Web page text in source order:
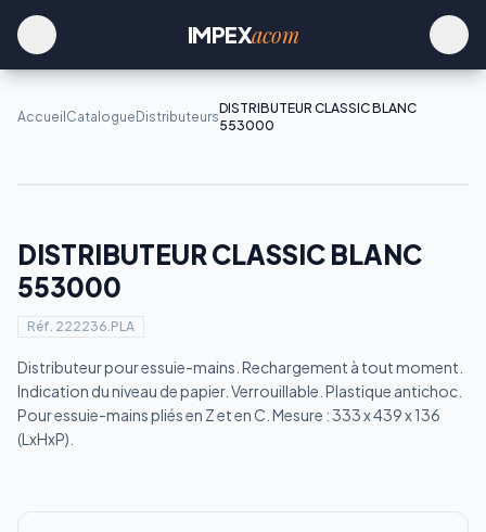
IMPEXacom
Accueil Catalogue Distributeurs
DISTRIBUTEUR CLASSIC BLANC
553000
DISTRIBUTEUR CLASSIC BLANC
553000
Réf. 222236.PLA
Distributeur pour essuie-mains. Rechargement à tout moment.
Indication du niveau de papier. Verrouillable. Plastique antichoc.
Pour essuie-mains pliés en Z et en C. Mesure : 333 x 439 x 136
(LxHxP).